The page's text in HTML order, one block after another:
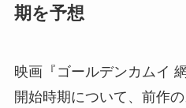
期を予想
映画『ゴールデンカムイ
開始時期について、前作